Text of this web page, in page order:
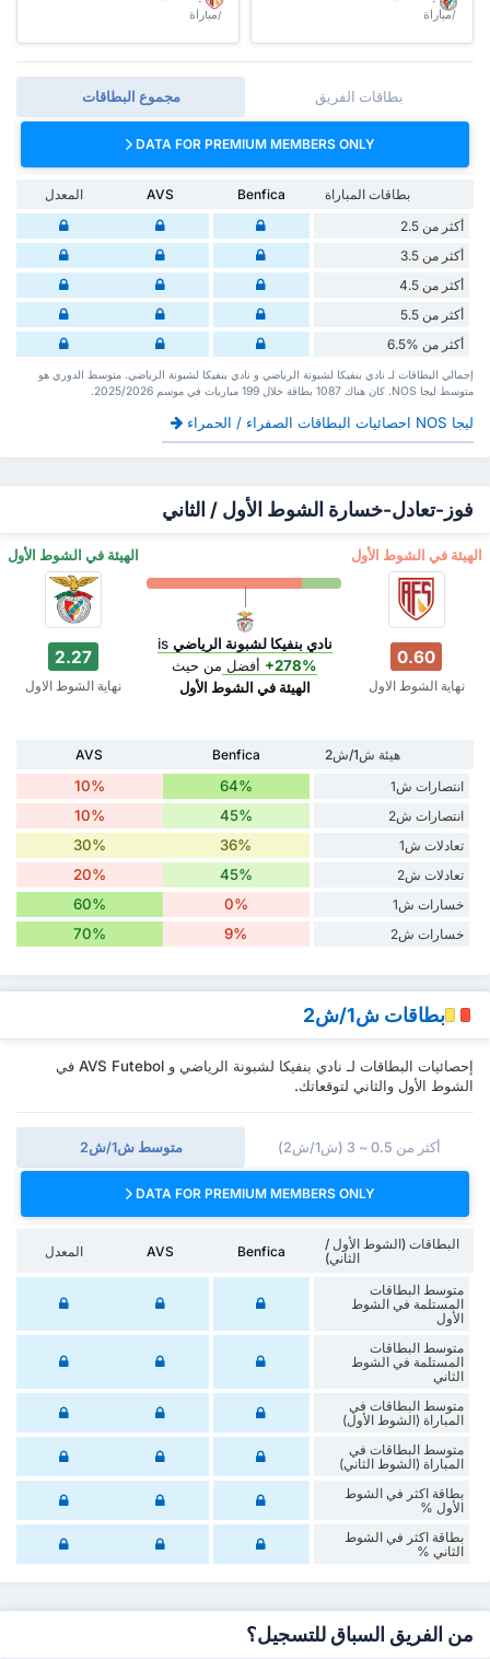
/مباراة /مباراة
مجموع البطاقات بطاقات الفريق
DATA FOR PREMIUM MEMBERS ONLY
بطاقات المباراة Benfica
AVS
المعدل
أكثر من 2.5
أكثر من 3.5
أكثر من 4.5
أكثر من 5.5
أكثر من %6.5
إجمالي البطاقات لـ نادي بنفيكا لشبونة الرياضي و نادي بنفيكا لشبونة الرياضي. متوسط الدوري هو
متوسط ليجا NOS. كان هناك 1087 بطاقة ‏خلال 199 مباريات في موسم 2025/2026.
ليجا NOS احصائيات البطاقات الصفراء / الحمراء
فوز-تعادل-خسارة الشوط الأول / الثاني
‏الهيئة في الشوط الأول ‏الهيئة في الشوط الأول
2.27
نهاية الشوط الاول
نادي بنفيكا لشبونة الرياضي is
+278% أفضل من حيث
‏الهيئة في الشوط الأول
0.60
نهاية الشوط الاول
هيئة ش1/ش2 Benfica
AVS
انتصارات ش1
64%
10%
انتصارات ش2 45%
10%
تعادلات ش1 36%
30%
تعادلات ش2 45%
20%
خسارات ش1 0%
60%
خسارات ش2 9%
70%
بطاقات ش1/ش2
إحصائيات البطاقات لـ نادي بنفيكا لشبونة الرياضي و AVS Futebol في
الشوط الأول والثاني لتوقعاتك.
متوسط ش1/ش2 أكثر من 0.5 ~ 3 (ش1/ش2)
DATA FOR PREMIUM MEMBERS ONLY
البطاقات (الشوط الأول /
الثاني)
Benfica
AVS المعدل
متوسط البطاقات
المستلمة في الشوط
الأول
متوسط البطاقات
المستلمة في الشوط
الثاني
متوسط البطاقات في
المباراة (الشوط الأول)
متوسط البطاقات في
المباراة (الشوط الثاني)
‏بطاقة اكثر في الشوط
الأول %
‏بطاقة اكثر في الشوط
‏الثاني %
من الفريق السباق للتسجيل؟